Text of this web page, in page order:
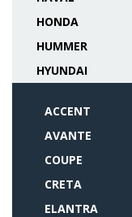
HONDA
HUMMER
HYUNDAI
ACCENT
AVANTE
COUPE
CRETA
ELANTRA